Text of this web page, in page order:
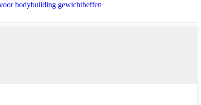
bodybuilding gewichtheffen